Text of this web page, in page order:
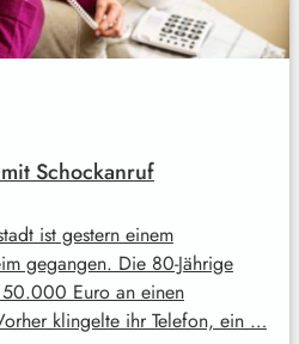
Schockanruf
ist gestern einem
gegangen. Die 80-Jährige
Euro an einen
klingelte ihr Telefon, ein …